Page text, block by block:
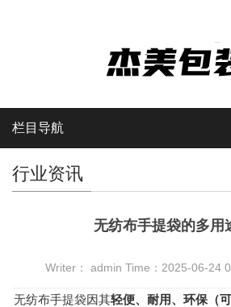
栏目导航
行业资讯
无纺布手提袋的多用
Writer： admin Time：2025-06-24
无纺布手提袋因其轻便、耐用、环保（